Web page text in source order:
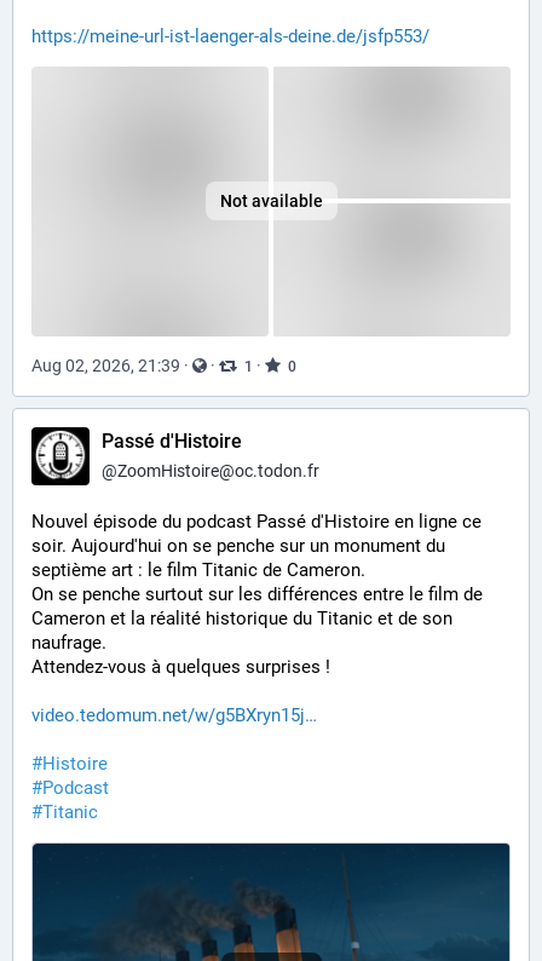
https://meine-url-ist-laenger-als-deine.de/jsfp553/
Not available
Aug 02, 2026, 21:39 · · 1 · 0
Passé d'Histoire
@ZoomHistoire@oc.todon.fr
Nouvel épisode du podcast Passé d'Histoire en ligne ce
soir. Aujourd'hui on se penche sur un monument du
septième art : le film Titanic de Cameron.
On se penche surtout sur les différences entre le film de
Cameron et la réalité historique du Titanic et de son
naufrage.
Attendez-vous à quelques surprises !
video.tedomum.net/w/g5BXryn15j
#Histoire
#Podcast
#Titanic